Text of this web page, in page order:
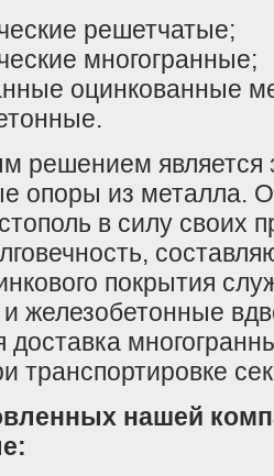
решетчатые;
многогранные;
оцинкованные
решением является
опоры из металла.
в силу своих
покрытия
железобетонные
доставка
транспортировке
нашей